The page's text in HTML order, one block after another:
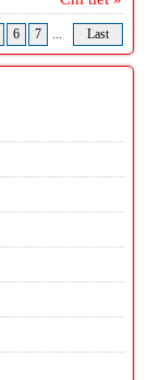
6 7 ... Last